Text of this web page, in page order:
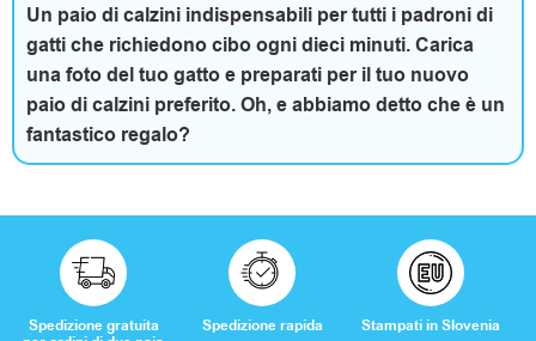
a
e
t
m
p
o
Un paio di calzini indispensabili per tutti i padroni di
gatti che richiedono cibo ogni dieci minuti. Carica
una foto del tuo gatto e preparati per il tuo nuovo
paio di calzini preferito. Oh, e abbiamo detto che è un
fantastico regalo?
Spedizione gratuita
Spedizione rapida Stampati in Slovenia